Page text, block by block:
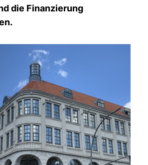
die Finanzierung